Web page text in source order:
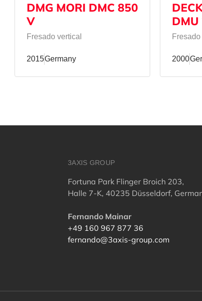
DMG MORI DMC 850
V
Fresado vertical
2015Germany
DMU
2000
3AXIS GROUP
Fortuna Park Flinger Broich 203,
Halle 7-K, 40235 Düsseldorf,
Fernando Mainar
+49 160 967 877 36
fernando@3axis-group.com